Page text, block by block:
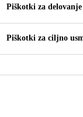
Piškotki za delovanje
Piškotki za ciljno